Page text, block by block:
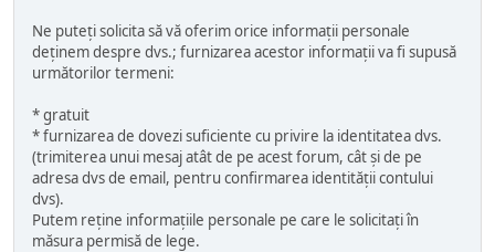
Ne puteți solicita să vă oferim orice informații personale
deținem despre dvs.; furnizarea acestor informații va fi supusă
următorilor termeni:
* gratuit
* furnizarea de dovezi suficiente cu privire la identitatea dvs.
(trimiterea unui mesaj atât de pe acest forum, cât și de pe
adresa dvs de email, pentru confirmarea identității contului
dvs).
Putem reține informațiile personale pe care le solicitați în
măsura permisă de lege.